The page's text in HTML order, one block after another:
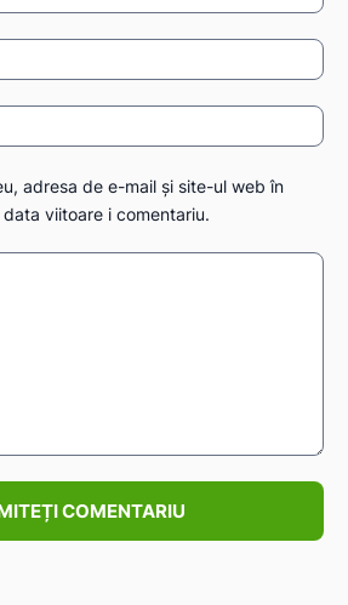
adresa de e-mail și site-ul web în
viitoare i comentariu.